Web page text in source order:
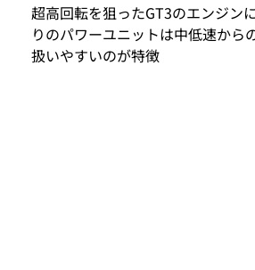
超高回転を狙ったGT3のエンジン
りのパワーユニットは中低速から
扱いやすいのが特徴